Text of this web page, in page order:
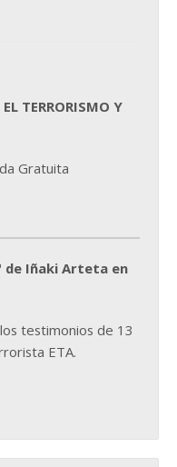
TERRORISMO Y
Gratuita
de Iñaki Arteta en
testimonios de 13
ETA.